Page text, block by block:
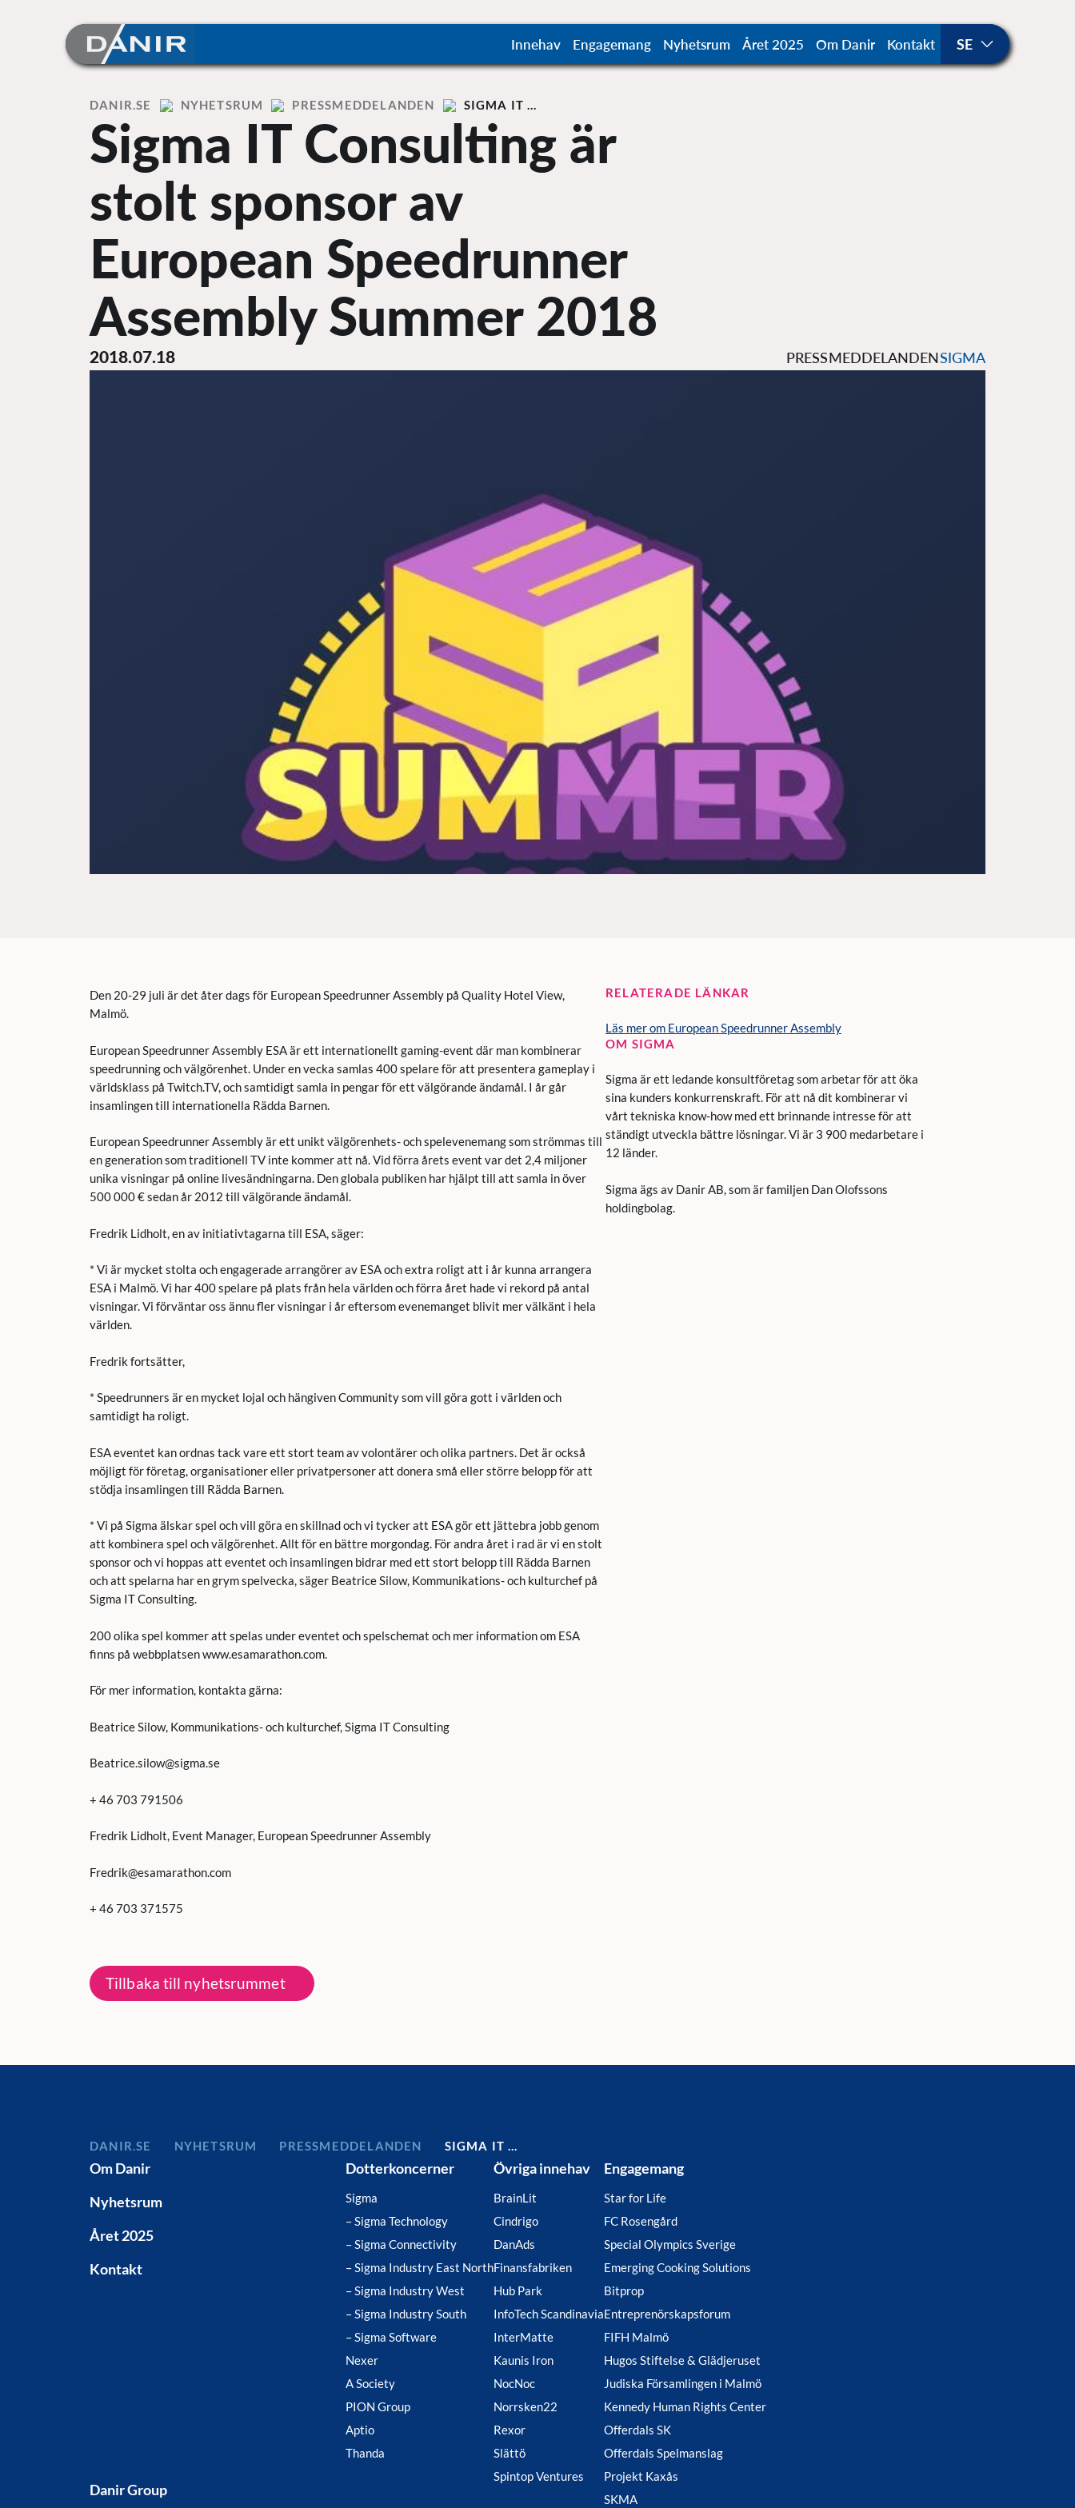
Home
Innehav Engagemang Nyhetsrum Året 2025 Om Danir Kontakt
DANIR NYHETSRUM PRESSMEDDELANDEN SIGMA IT …
Sigma IT Consulting är
stolt sponsor av
European Speedrunner
Assembly Summer 2018
2018.07.18 PRESSMEDDELANDENSIGMA
Den 20-29 juli är det åter dags för European Speedrunner Assembly på Quality Hotel View,
Malmö.
European Speedrunner Assembly ESA är ett internationellt gaming-event där man kombinerar
speedrunning och välgörenhet. Under en vecka samlas 400 spelare för att presentera gameplay i
världsklass på Twitch.TV, och samtidigt samla in pengar för ett välgörande ändamål. I år går
insamlingen till internationella Rädda Barnen.
European Speedrunner Assembly är ett unikt välgörenhets- och spelevenemang som strömmas till
en generation som traditionell TV inte kommer att nå. Vid förra årets event var det 2,4 miljoner
unika visningar på online livesändningarna. Den globala publiken har hjälpt till att samla in över
500 000 € sedan år 2012 till välgörande ändamål.
Fredrik Lidholt, en av initiativtagarna till ESA, säger:
* Vi är mycket stolta och engagerade arrangörer av ESA och extra roligt att i år kunna arrangera
ESA i Malmö. Vi har 400 spelare på plats från hela världen och förra året hade vi rekord på antal
visningar. Vi förväntar oss ännu fler visningar i år eftersom evenemanget blivit mer välkänt i hela
världen.
Fredrik fortsätter,
* Speedrunners är en mycket lojal och hängiven Community som vill göra gott i världen och
samtidigt ha roligt.
ESA eventet kan ordnas tack vare ett stort team av volontärer och olika partners. Det är också
möjligt för företag, organisationer eller privatpersoner att donera små eller större belopp för att
stödja insamlingen till Rädda Barnen.
* Vi på Sigma älskar spel och vill göra en skillnad och vi tycker att ESA gör ett jättebra jobb genom
att kombinera spel och välgörenhet. Allt för en bättre morgondag. För andra året i rad är vi en stolt
sponsor och vi hoppas att eventet och insamlingen bidrar med ett stort belopp till Rädda Barnen
och att spelarna har en grym spelvecka, säger Beatrice Silow, Kommunikations- och kulturchef på
Sigma IT Consulting.
200 olika spel kommer att spelas under eventet och spelschemat och mer information om ESA
finns på webbplatsen www.esamarathon.com.
För mer information, kontakta gärna:
Beatrice Silow, Kommunikations- och kulturchef, Sigma IT Consulting
Beatrice.silow@sigma.se
+ 46 703 791506
Fredrik Lidholt, Event Manager, European Speedrunner Assembly
Fredrik@esamarathon.com
+ 46 703 371575
Tillbaka till nyhetsrummet
RELATERADE LÄNKAR
Läs mer om European Speedrunner Assembly
OM SIGMA
Sigma är ett ledande konsultföretag som arbetar för att öka
sina kunders konkurrenskraft. För att nå dit kombinerar vi
vårt tekniska know-how med ett brinnande intresse för att
ständigt utveckla bättre lösningar. Vi är 3 900 medarbetare i
12 länder.
Sigma ägs av Danir AB, som är familjen Dan Olofssons
holdingbolag.
DANIR NYHETSRUM PRESSMEDDELANDEN SIGMA IT …
Om Danir
Nyhetsrum
Året 2025
Kontakt
Danir Group
Dotterkoncerner
Sigma
– Sigma Technology
– Sigma Connectivity
– Sigma Industry East North
– Sigma Industry West
– Sigma Industry South
– Sigma Software
Nexer
A Society
PION Group
Aptio
Thanda
Övriga innehav
BrainLit
Cindrigo
DanAds
Finansfabriken
Hub Park
InfoTech Scandinavia
InterMatte
Kaunis Iron
NocNoc
Norrsken22
Rexor
Slättö
Spintop Ventures
Engagemang
Star for Life
FC Rosengård
Special Olympics Sverige
Emerging Cooking Solutions
Bitprop
Entreprenörskapsforum
FIFH Malmö
Hugos Stiftelse & Glädjeruset
Judiska Församlingen i Malmö
Kennedy Human Rights Center
Offerdals SK
Offerdals Spelmanslag
Projekt Kaxås
SKMA